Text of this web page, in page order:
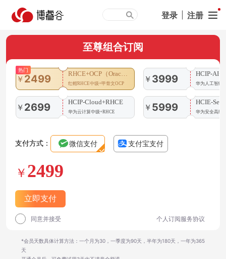
登录 注册
至尊组合订阅
￥ 2499
热门
RHCE+OCP（Oracle）
红帽RHCE中级+甲骨文OCP
￥ 2699 HCIP-Cloud+RHCE
华为云计算中级+RHCE
￥ 3999 HCIP-
华为人工智能
￥ 5999 HCIE-
华为安全高级
支付方式： 微信支付 支付宝支付
￥ 2499
立即支付
同意并接受 个人订阅服务协议
*会员天数具体计算方法：一个月为30，一季度为90天，半年为180天，一年为365
天